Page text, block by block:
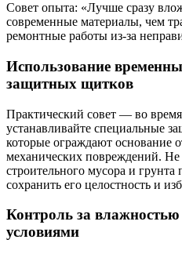
Совет опыта: «Лучше сразу
современные материалы, чем
ремонтные работы из-за
Использование
защитных щитков
Практический совет — во
устанавливайте специальные
которые ограждают основание
механических повреждений.
строительного мусора и
сохранить его целостность и
Контроль за
условиями